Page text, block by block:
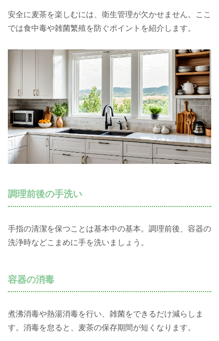
安全に麦茶を楽しむには、衛生管理が欠かせません。ここ
では食中毒や雑菌繁殖を防ぐポイントを紹介します。
調理前後の手洗い
手指の清潔を保つことは基本中の基本。調理前後、容器の
洗浄時などこまめに手を洗いましょう。
容器の消毒
煮沸消毒や熱湯消毒を行い、雑菌をできるだけ減らしま
す。消毒を怠ると、麦茶の保存期間が短くなります。